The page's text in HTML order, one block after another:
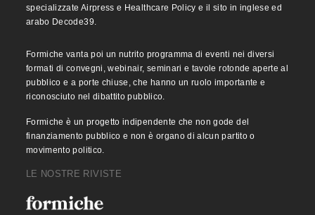
specializzate Airpress e Healthcare Policy e il sito in inglese ed
arabo Decode39.
Formiche vanta poi un nutrito programma di eventi nei diversi
formati di convegni, webinair, seminari e tavole rotonde aperte al
pubblico e a porte chiuse, che hanno un ruolo importante e
riconosciuto nel dibattito pubblico.
Formiche è un progetto indipendente che non gode del
finanziamento pubblico e non è organo di alcun partito o
movimento politico.
LE NOSTRE RIVISTE